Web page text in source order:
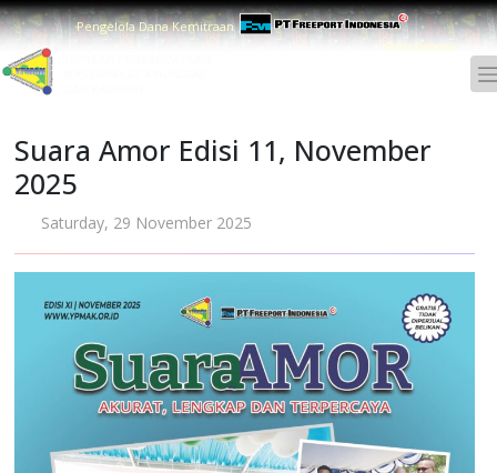
Pengelola Dana Kemitraan
Pilih Bahasa :
Suara Amor Edisi 11, November
2025
Saturday, 29 November 2025